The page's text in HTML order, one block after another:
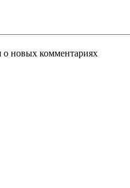
о новых комментариях